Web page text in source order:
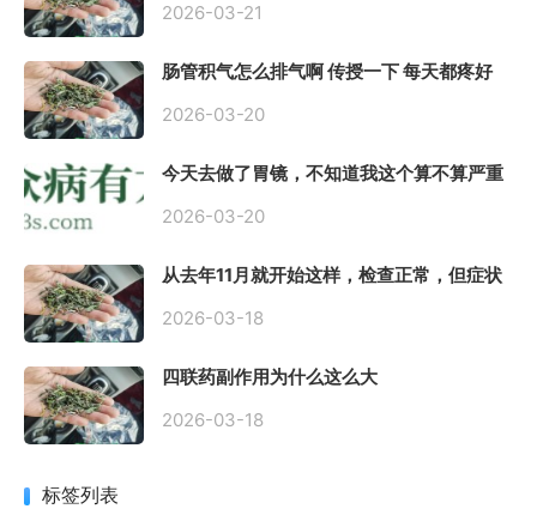
到底严不严重？
2026-03-21
肠管积气怎么排气啊 传授一下 每天都疼好
2026-03-20
今天去做了胃镜，不知道我这个算不算严重
2026-03-20
从去年11月就开始这样，检查正常，但症状
是一直有食物发酵气体的难受感，打出来就
2026-03-18
四联药副作用为什么这么大
2026-03-18
标签列表